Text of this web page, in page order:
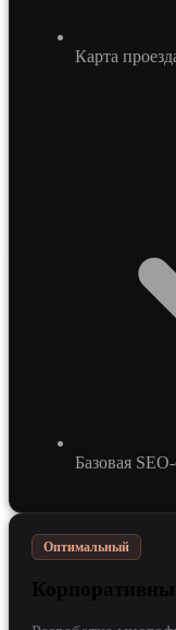
Карта
Базовая
Оптимальный